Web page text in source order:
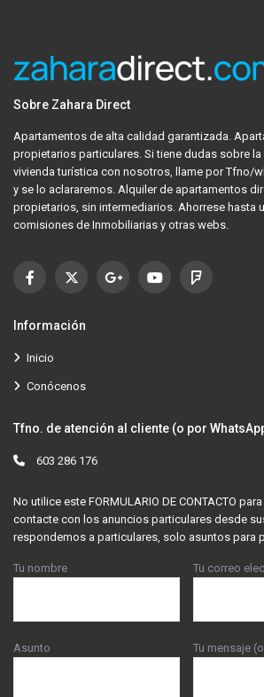
Sobre Zahara Direct
Apartamentos de alta calidad garantizada.
propietarios particulares. Si tiene dudas sobre
vivienda turística con nosotros, llame por Tfno/
y se lo aclararemos. Alquiler de apartamentos
propietarios, sin intermediarios. Ahorrese hasta
comisiones de Inmobiliarias y otras webs.
Información
Inicio
Conócenos
Tfno. de atención al cliente (o por
603 286 176
No utilice este FORMULARIO DE CONTACTO
contacte con los anuncios particulares desde
respondemos a particulares, solo asuntos para
Tu nombre Tu correo
Asunto Tu mensaje